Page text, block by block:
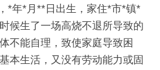
*年*月**日出生，家住*市*镇*
候生了一场高烧不退所导致的
不能自理，致使家庭导致困
本生活，又没有劳动能力或固